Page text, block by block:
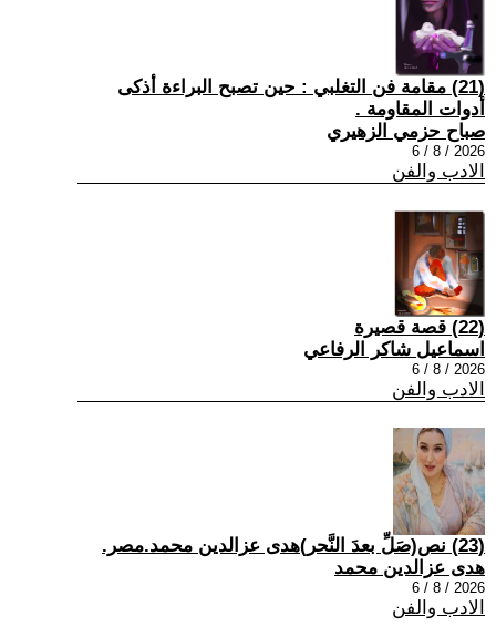
(21) مقامة فن التغلبي : حين تصبح البراءة أذكى
أدوات المقاومة .
صباح حزمي الزهيري
2026 / 8 / 6
الادب والفن
(22) قصة قصيرة
اسماعيل شاكر الرفاعي
2026 / 8 / 6
الادب والفن
(23) نص(صَلِّ بعدَ النَّحر)هدى عزالدين محمد.مصر.
هدى عزالدين محمد
2026 / 8 / 6
الادب والفن